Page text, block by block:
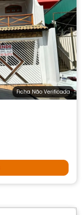
Ficha Não Verificada